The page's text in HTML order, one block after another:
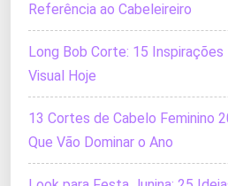
Referência ao Cabeleireiro
Long Bob Corte: 15 Inspirações
Visual Hoje
13 Cortes de Cabelo Feminino
Que Vão Dominar o Ano